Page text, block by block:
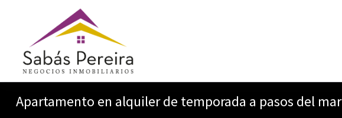
Apartamento en alquiler de temporada a pasos del mar